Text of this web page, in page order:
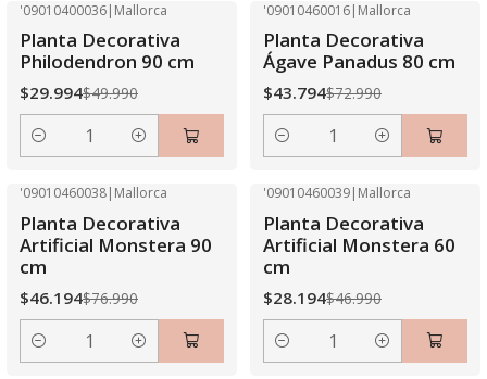
'09010400036| Mallorca
Planta Decorativa
Philodendron 90 cm
$29.994$49.990
Cantidad
'09010460016| Mallorca
Planta Decorativa
Ágave Panadus 80 cm
$43.794$72.990
Cantidad
'09010460038| Mallorca
Planta Decorativa
Artificial Monstera 90
cm
$46.194$76.990
Cantidad
'09010460039| Mallorca
Planta Decorativa
Artificial Monstera 60
cm
$28.194$46.990
Cantidad